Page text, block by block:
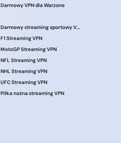
Darmowy VPN dla Warzone
Darmowy streaming sportowy VPN
F1 Streaming VPN
MotoGP Streaming VPN
NFL Streaming VPN
NHL Streaming VPN
UFC Streaming VPN
Piłka nożna streaming VPN